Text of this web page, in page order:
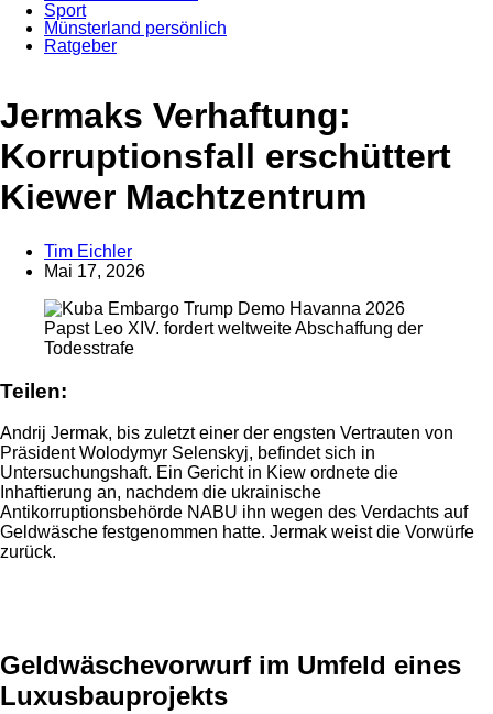
Sport
Münsterland persönlich
Ratgeber
Anzeige
Jermaks Verhaftung:
Korruptionsfall erschüttert
Kiewer Machtzentrum
Tim Eichler
Mai 17, 2026
Papst Leo XIV. fordert weltweite Abschaffung der
Todesstrafe
Teilen:
Andrij Jermak, bis zuletzt einer der engsten Vertrauten von
Präsident Wolodymyr Selenskyj, befindet sich in
Untersuchungshaft. Ein Gericht in Kiew ordnete die
Inhaftierung an, nachdem die ukrainische
Antikorruptionsbehörde NABU ihn wegen des Verdachts auf
Geldwäsche festgenommen hatte. Jermak weist die Vorwürfe
zurück.
Geldwäschevorwurf im Umfeld eines
Luxusbauprojekts